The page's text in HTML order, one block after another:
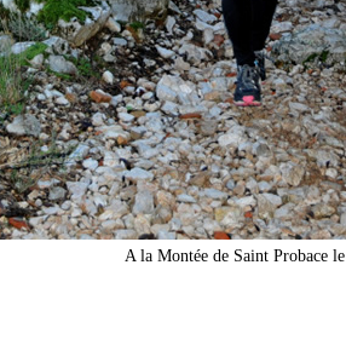
A la Montée de Saint Probace